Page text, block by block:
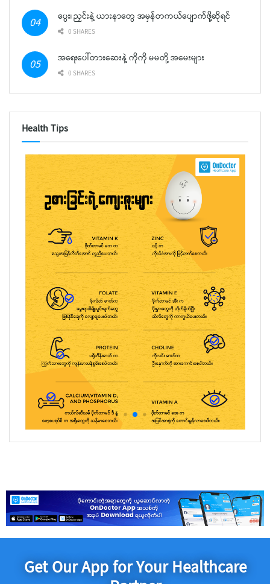
ပွေး၊ ညှင်းနဲ့ ယားနာတွေ အမှန်တကယ်ပျောက်ဖို့ဆိုရင်
0 SHARES
အရေးပေါ်တားဆေးနဲ့ ကိုကို မမတို့ အမေးများ
0 SHARES
Health Tips
Get Our App for Your Healthcare